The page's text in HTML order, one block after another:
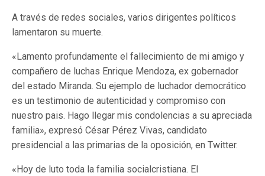
A través de redes sociales, varios dirigentes políticos
lamentaron su muerte.
«Lamento profundamente el fallecimiento de mi amigo y
compañero de luchas Enrique Mendoza, ex gobernador
del estado Miranda. Su ejemplo de luchador democrático
es un testimonio de autenticidad y compromiso con
nuestro pais. Hago llegar mis condolencias a su apreciada
familia», expresó César Pérez Vivas, candidato
presidencial a las primarias de la oposición, en Twitter.
«Hoy de luto toda la familia socialcristiana. El